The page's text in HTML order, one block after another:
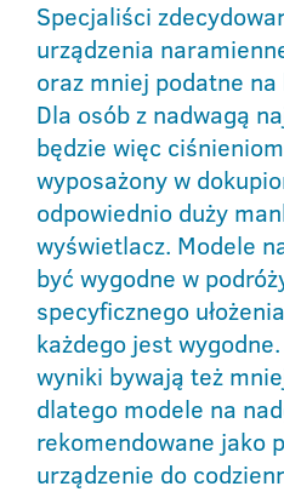
Specjaliści
urządzenia
oraz mniej podatne na
Dla osób z nadwagą
będzie więc
wyposażony w
odpowiednio duży
wyświetlacz. Modele
być wygodne w
specyficznego
każdego jest
wyniki bywają też
dlatego modele na
rekomendowane jako
urządzenie do